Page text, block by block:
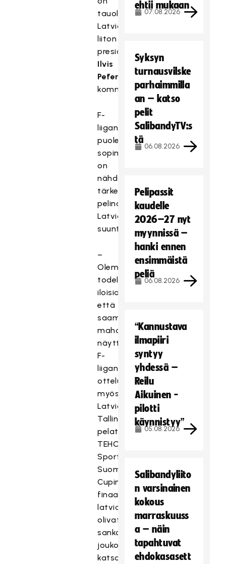
tauolla,
Latvian
liiton
presidentti
Ilvis
Pētersons
kommentoi.
F-
liigan
puolella
sopimus
on
nähdään
tärkeänä
pelinavauksena
Latvian
suuntaan.
–
Olemme
todella
iloisia,
että
saamme
mahdollisuuden
näyttää
F-
liigan
otteluita
myös
Latviassa.
Tallinnassa
pelatussa
TEHO
Sport
Suomen
Cupin
finaalissa
latvialaiset
olivat
sankoin
joukoin
katsomassa
ehtii mukaan
07.08.2026
Syksyn
turnausvilske
parhaimmilla
an – katso
pelit
SalibandyTV:s
tä
06.08.2026
Pelipassit
kaudelle
2026–27 nyt
myynnissä –
hanki ennen
ensimmäistä
peliä
06.08.2026
“Kannustava
ilmapiiri
syntyy
yhdessä –
Reilu
Aikuinen -
pilotti
käynnistyy”
05.08.2026
Salibandyliito
n varsinainen
kokous
marraskuuss
a – näin
tapahtuvat
ehdokasasett